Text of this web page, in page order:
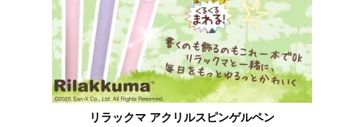
リラックマ アクリルスピンゲルペン